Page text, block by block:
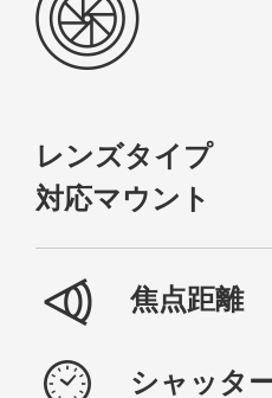
レンズタイプ
対応マウント
焦点距離
シャッタ